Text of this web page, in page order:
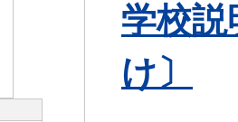
学校説
け〕